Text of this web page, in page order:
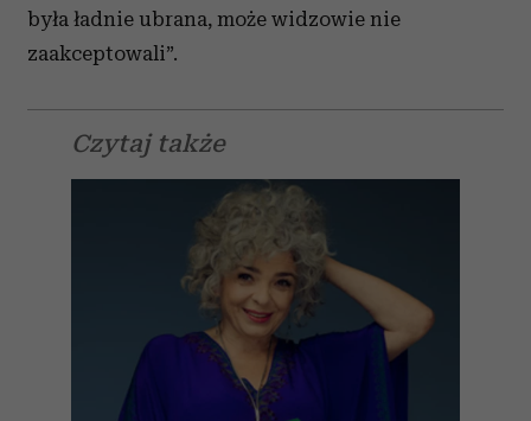
była ładnie ubrana, może widzowie nie
zaakceptowali”.
Czytaj także